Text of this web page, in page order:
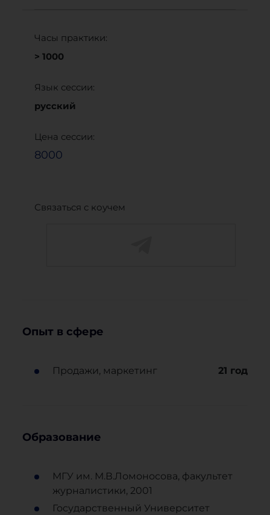
Часы практики:
> 1000
Язык сессии:
русский
Цена сессии:
8000
Связаться с коучем
Опыт в сфере
Продажи, маркетинг 21 год
Образование
МГУ им. М.В.Ломоносова, факультет
журналистики, 2001
Государственный Университет